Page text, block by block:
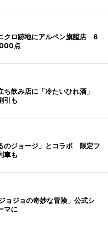
クロ跡地にアルペン旗艦店 6
点
ち飲み店に「冷たいひれ酒」
引も
のジョージ」とコラボ 限定フ
車も
ョジョの奇妙な冒険」公式シ
マに